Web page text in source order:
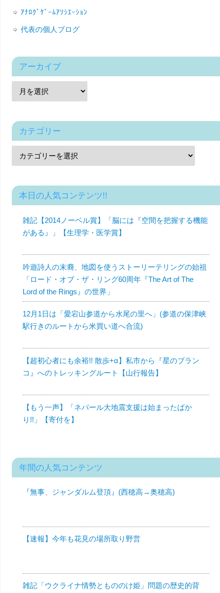
ｱﾅﾛｸﾞｹﾞｰﾑｱｿｼｴｰｼｮﾝ
代表の個人ブログ
アーカイブ
カテゴリー
本日の人気コンテンツ!!
雑記【2014ノーベル賞】「脳には『空間を把握する機能
がある』」【生理学・医学賞】
吟遊詩人の末裔、地図を使うストーリーテリングの始祖
「ロード・オブ・ザ・リング60周年『The Art of The
Lord of the Rings』の世界」
12月1日は「愛宕山参道から水尾の里へ」(参道の保津峡
駅行きのルートから米買い道へ合流)
【超初心者にも余裕!! 散歩+α】私市から『星のブラン
コ』へのトレッキングルート【山行報告】
【もう一声】「ネパール大地震支援は始まったばか
り!!」【寄付を】
年間の人気コンテンツ
『無事、ジャンダルム登頂』(西穂高→奥穂高)
【速報】今年も花見の場所取り野営
雑記「ウクライナ情勢ともののけ姫」問題の歴史的背